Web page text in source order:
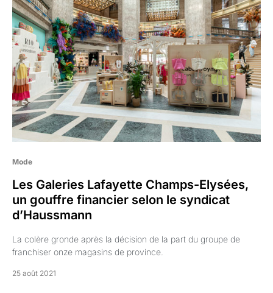
Mode
Les Galeries Lafayette Champs-Elysées,
un gouffre financier selon le syndicat
d’Haussmann
La colère gronde après la décision de la part du groupe de
franchiser onze magasins de province.
25 août 2021